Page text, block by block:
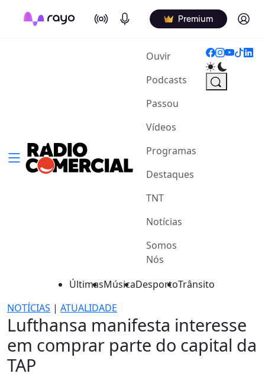
On Air Podcasts Premium Log in
Ouvir(current)
Podcasts
Passou
Vídeos
Programas
Destaques
TNT
Notícias
Somos
Nós
ÚltimasMúsicaDesportoTrânsito
NOTÍCIAS | ATUALIDADE
Lufthansa manifesta interesse
em comprar parte do capital da
TAP